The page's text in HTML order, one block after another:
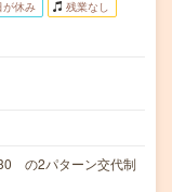
が休み 残業なし
の2パターン交代制